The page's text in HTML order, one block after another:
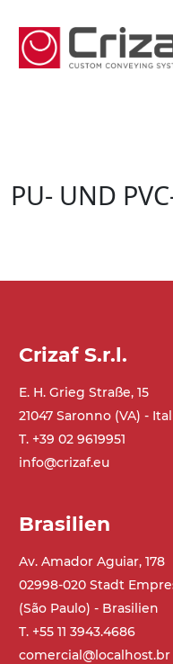
PU- UND
Crizaf S.r.l.
E. H. Grieg Straße, 15
21047 Saronno (VA) -
T. +39 02 9619951
info@crizaf.eu
Brasilien
Av. Amador Aguiar, 178
02998-020 Stadt
(São Paulo) - Brasilien
T. +55 11 3943.4686
comercial@localhost.br